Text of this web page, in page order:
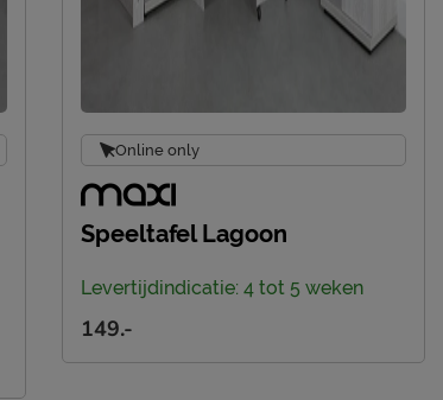
Online only
Speeltafel Lagoon
Levertijdindicatie: 4 tot 5 weken
149.-